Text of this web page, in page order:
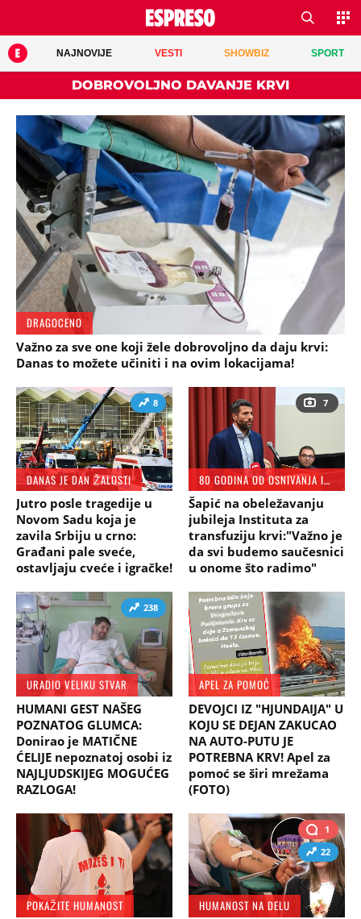
NAJNOVIJE VESTI SHOWBIZ SPORT
DOBROVOLJNO DAVANJE KRVI
DRAGOCENO
Važno za sve one koji žele dobrovoljno da daju krvi:
Danas to možete učiniti i na ovim lokacijama!
8
DANAS JE DAN ŽALOSTI
Jutro posle tragedije u
Novom Sadu koja je
zavila Srbiju u crno:
Građani pale sveće,
ostavljaju cveće i igračke!
7
80 GODINA OD OSNIVANJA INSTITUTA
Šapić na obeležavanju
jubileja Instituta za
transfuziju krvi:"Važno je
da svi budemo saučesnici
u onome što radimo"
238
URADIO VELIKU STVAR
HUMANI GEST NAŠEG
POZNATOG GLUMCA:
Donirao je MATIČNE
ĆELIJE nepoznatoj osobi iz
NAJLJUDSKIJEG MOGUĆEG
RAZLOGA!
APEL ZA POMOĆ
DEVOJCI IZ "HJUNDAIJA" U
KOJU SE DEJAN ZAKUCAO
NA AUTO-PUTU JE
POTREBNA KRV! Apel za
pomoć se širi mrežama
(FOTO)
POKAŽITE HUMANOST
1
22
HUMANOST NA DELU